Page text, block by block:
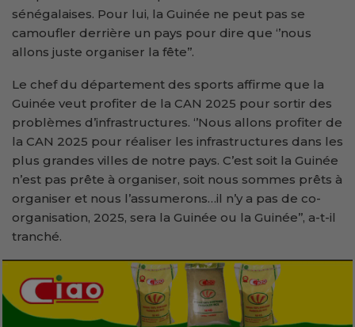
sénégalaises. Pour lui, la Guinée ne peut pas se
camoufler derrière un pays pour dire que ‘’nous
allons juste organiser la fête’’.
Le chef du département des sports affirme que la
Guinée veut profiter de la CAN 2025 pour sortir des
problèmes d’infrastructures. ‘’Nous allons profiter de
la CAN 2025 pour réaliser les infrastructures dans les
plus grandes villes de notre pays. C’est soit la Guinée
n’est pas prête à organiser, soit nous sommes prêts à
organiser et nous l’assumerons…il n’y a pas de co-
organisation, 2025, sera la Guinée ou la Guinée’’, a-t-il
tranché.